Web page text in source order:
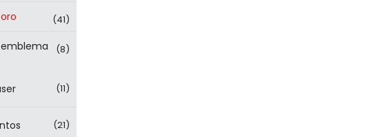
(41)
(8)
(11)
(21)